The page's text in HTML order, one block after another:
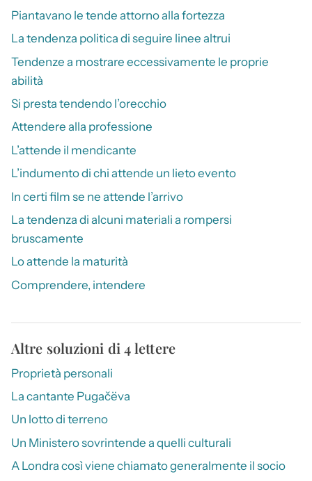
Piantavano le tende attorno alla fortezza
La tendenza politica di seguire linee altrui
Tendenze a mostrare eccessivamente le proprie
abilità
Si presta tendendo l’orecchio
Attendere alla professione
L’attende il mendicante
L’indumento di chi attende un lieto evento
In certi film se ne attende l’arrivo
La tendenza di alcuni materiali a rompersi
bruscamente
Lo attende la maturità
Comprendere, intendere
Altre soluzioni di 4 lettere
Proprietà personali
La cantante Pugačëva
Un lotto di terreno
Un Ministero sovrintende a quelli culturali
A Londra così viene chiamato generalmente il socio